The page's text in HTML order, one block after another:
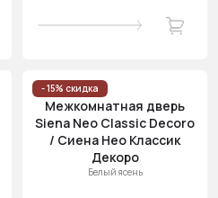
- 15% скидка
Межкомнатная дверь
Siena Neo Classic Decoro
/ Сиена Нео Классик
Декоро
Белый ясень